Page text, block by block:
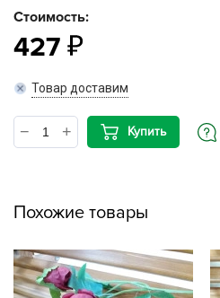
Стоимость:
427
Товар доставим
Купить
Похожие товары